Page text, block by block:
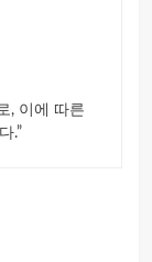
, 이에 따른
.”